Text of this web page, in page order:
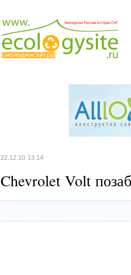
22.12.10 13:14
Chevrolet Volt